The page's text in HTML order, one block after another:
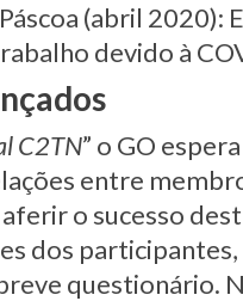
(abril 2020):
devido à
C2TN” o GO
entre
o sucesso
dos
questionário.